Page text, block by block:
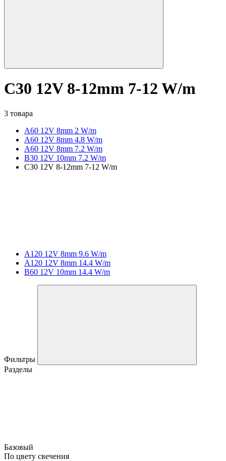
C30 12V 8-12mm 7-12 W/m
3 товара
A60 12V 8mm 2 W/m
A60 12V 8mm 4.8 W/m
A60 12V 8mm 7.2 W/m
B30 12V 10mm 7.2 W/m
C30 12V 8-12mm 7-12 W/m
A120 12V 8mm 9.6 W/m
A120 12V 8mm 14.4 W/m
B60 12V 10mm 14.4 W/m
Фильтры
Разделы
Базовый
По цвету свечения